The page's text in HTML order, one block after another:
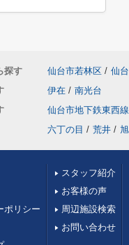
探す 仙台市若林区 / 仙
伊在 / 南光台
仙台市地下鉄東西線
六丁の目 / 荒井 /
ポリシー
スタッフ紹介
お客様の声
周辺施設検索
お問い合わせ